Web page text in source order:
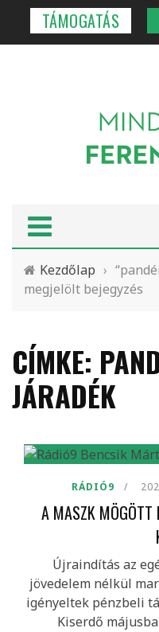
TÁMOGATÁS
Kezdőlap ›
megjelölt bejegyzés
CÍMKE:
JÁRADÉK
RÁDIÓ9
A MASZK MÖGÖTT
Újraindítás az
jövedelem nélkül
igényeltek pénzbeli
Kiserdő